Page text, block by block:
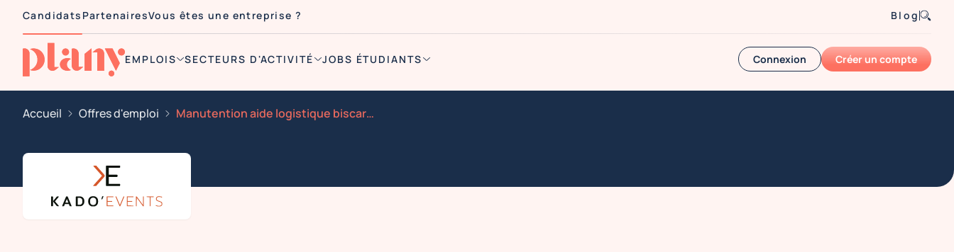
Candidats PartenairesVous êtes une entreprise ? Blog
EMPLOIS SECTEURS D'ACTIVITÉ JOBS ÉTUDIANTS Connexion Créer un compte
Accueil Offres d'emploi Manutention aide logistique biscarrosse